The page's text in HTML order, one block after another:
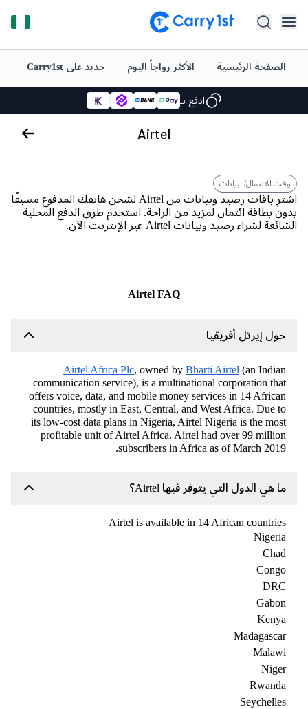
الصفحة الرئيسية الأكثر رواجاً اليوم جديد على Carry1st
الموزع الرسمي للعبة Call of Duty: Mobile، والمزيد
ادفع بـ
ضمان الرضا بنسبة 100% أو استرداد أموالك
الموزع الرسمي للعبة Call of Duty: Mobile، والمزيد
ادفع بـ
Airtel
وقت الاتصال/البيانات
اشترِ باقات رصيد وبيانات من Airtel لشحن هاتفك المدفوع مسبقًا
بدون بطاقة ائتمان لمزيد من الراحة. استخدم طرق الدفع المحلية
الشائعة لشراء رصيد وبيانات Airtel عبر الإنترنت الآن.
Airtel FAQ
حول إيرتل أفريقيا
Airtel Africa Plc, owned by Bharti Airtel (an Indian
communication service), is a multinational corporation that
offers voice, data, and mobile money services in 14 African
countries, mostly in East, Central, and West Africa. Due to
its low-cost data plans in Nigeria, Airtel Nigeria is the most
profitable unit of Airtel Africa. Airtel had over 99 million
subscribers in Africa as of March 2019.
ما هي الدول التي يتوفر فيها Airtel؟
Airtel is available in 14 African countries
Nigeria
Chad
Congo
DRC
Gabon
Kenya
Madagascar
Malawi
Niger
Rwanda
Seychelles